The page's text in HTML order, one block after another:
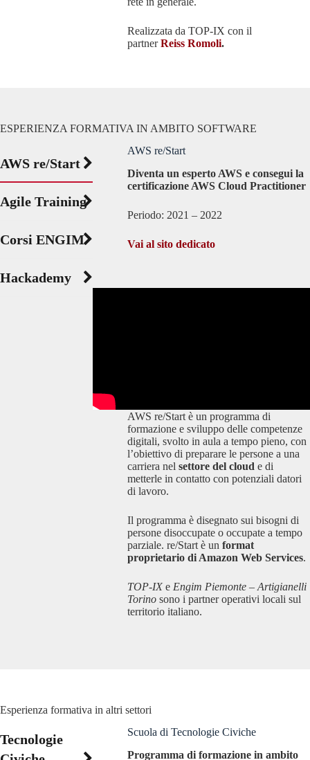
Realizzata da TOP-IX con il
partnerReiss Romoli.
ESPERIENZA FORMATIVA IN AMBITO SOFTWARE
AWS re/Start
Agile Training
Corsi ENGIM
Hackademy
AWS re/Start
Diventa un esperto AWS e consegui la
certificazione AWS Cloud Practitioner
Periodo: 2021 – 2022
Vai al sito dedicato
AWS re/Start è un programma di
formazione e sviluppo delle competenze
digitali, svolto in aula a tempo pieno, con
l’obiettivo di preparare le persone a una
carriera nelsettore del cloud e di
metterle in contatto con potenziali datori
di lavoro.
Il programma è disegnato sui bisogni di
persone disoccupate o occupate a tempo
parziale. re/Start è unformat
proprietario di Amazon Web Services.
TOP-IX e Engim Piemonte – Artigianelli
Torino sono i partner operativi locali sul
territorio italiano.
Esperienza formativa in altri settori
Tecnologie
Scuola di Tecnologie Civiche
Programma di formazione in ambito